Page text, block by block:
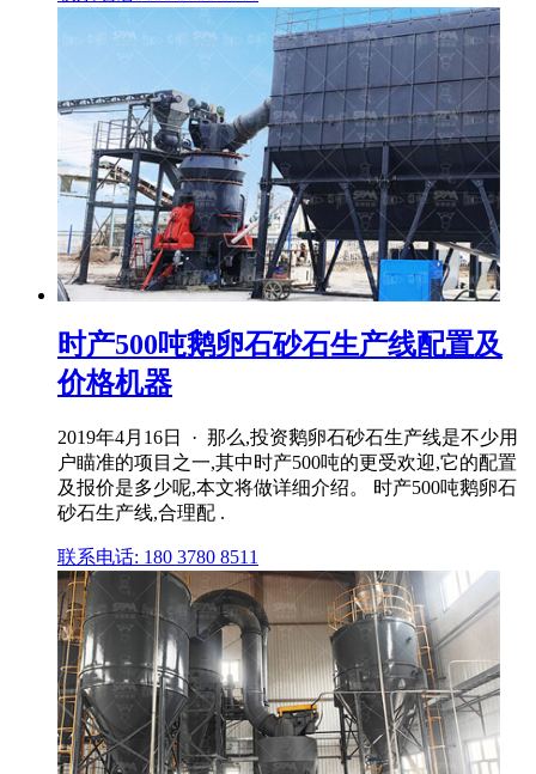
时产500吨鹅卵石砂石生产线配置及
价格机器
2019年4月16日 · 那么,投资鹅卵石砂石生产线是不少用
户瞄准的项目之一,其中时产500吨的更受欢迎,它的配置
及报价是多少呢,本文将做详细介绍。 时产500吨鹅卵石
砂石生产线,合理配 .
联系电话: 180 3780 8511